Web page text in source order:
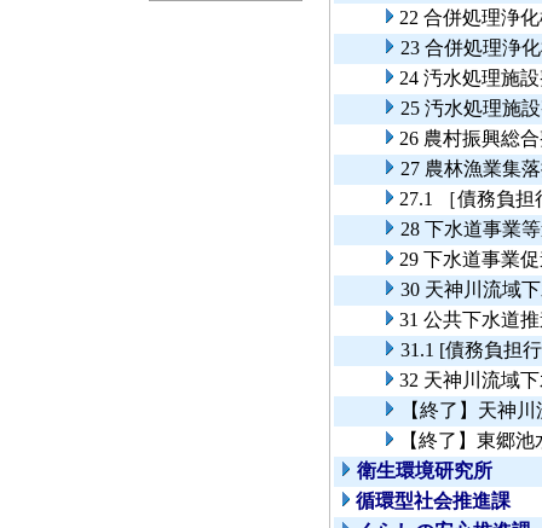
22 合併処理浄
23 合併処理浄
24 汚水処理施
25 汚水処理施
26 農村振興総
27 農林漁業集
27.1 ［債務負
28 下水道事業
29 下水道事業
30 天神川流域
31 公共下水道
31.1 [債務負担
32 天神川流域
【終了】天神
【終了】東郷
衛生環境研究所
循環型社会推進課